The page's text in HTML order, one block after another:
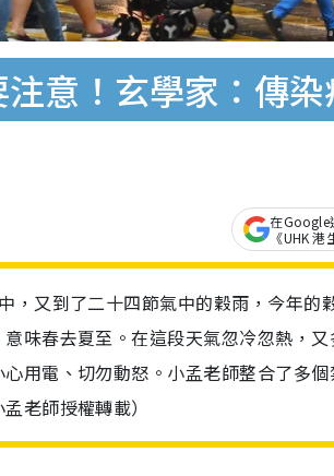
意！玄學家：傳
在Google
《UHK 港
，又到了二十四節氣中的穀雨，今年的
味春去夏至。在這段天氣忽冷忽熱，
用電、切勿動怒。小孟老師整合了多
老師授權轉載）